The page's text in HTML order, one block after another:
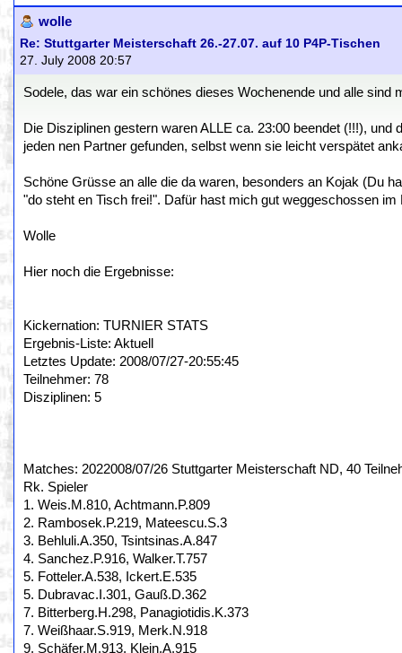
wolle
Re: Stuttgarter Meisterschaft 26.-27.07. auf 10 P4P-Tischen
27. July 2008 20:57
Sodele, das war ein schönes dieses Wochenende und alle
Die Disziplinen gestern waren ALLE ca. 23:00 beendet (!!!),
jeden nen Partner gefunden, selbst wenn sie leicht verspätet
Schöne Grüsse an alle die da waren, besonders an Kojak (Du
"do steht en Tisch frei!". Dafür hast mich gut weggeschossen im
Wolle
Hier noch die Ergebnisse:
Kickernation: TURNIER STATS
Ergebnis-Liste: Aktuell
Letztes Update: 2008/07/27-20:55:45
Teilnehmer: 78
Disziplinen: 5
Matches: 2022008/07/26 Stuttgarter Meisterschaft ND, 40
Rk. Spieler
1. Weis.M.810, Achtmann.P.809
2. Rambosek.P.219, Mateescu.S.3
3. Behluli.A.350, Tsintsinas.A.847
4. Sanchez.P.916, Walker.T.757
5. Fotteler.A.538, Ickert.E.535
5. Dubravac.I.301, Gauß.D.362
7. Bitterberg.H.298, Panagiotidis.K.373
7. Weißhaar.S.919, Merk.N.918
9. Schäfer.M.913, Klein.A.915